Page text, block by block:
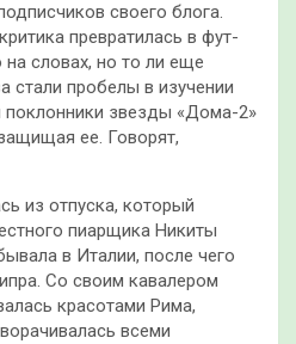
своего блога.
превратилась в фут-
словах, но то ли еще
стали пробелы в изучении
поклонники звезды «Дома-2»
ее. Говорят,
из отпуска, который
пиарщика Никиты
в Италии, после чего
Со своим кавалером
красотами Рима,
всеми